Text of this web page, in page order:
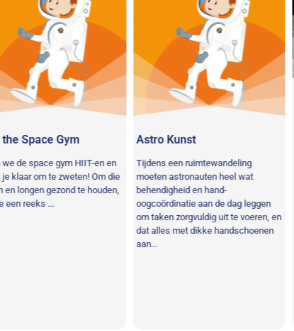
Space Gym
we de space gym HIIT-en en
klaar om te zweten! Om die
en longen gezond te houden,
een reeks ...
Astro Kunst
Tijdens een ruimtewandeling
moeten astronauten heel wat
behendigheid en hand-
oogcoördinatie aan de dag leggen
om taken zorgvuldig uit te voeren, en
dat alles met dikke handschoenen
aan...